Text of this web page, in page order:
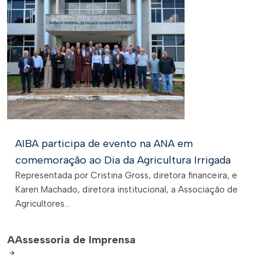
AIBA participa de evento na ANA em
comemoração ao Dia da Agricultura Irrigada
Representada por Cristina Gross, diretora financeira, e
Karen Machado, diretora institucional, a Associação de
Agricultores...
AAssessoria de Imprensa